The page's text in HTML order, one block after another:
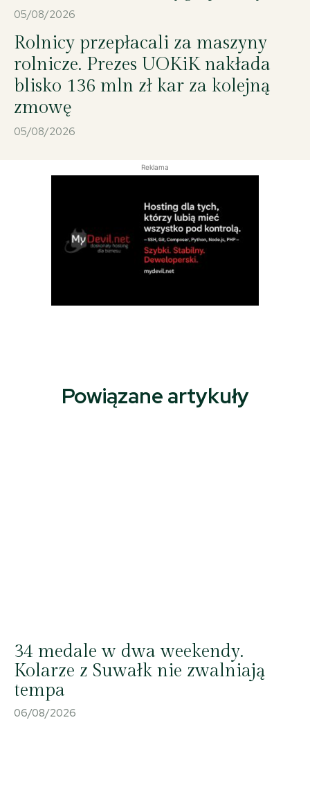
05/08/2026
Rolnicy przepłacali za maszyny
rolnicze. Prezes UOKiK nakłada
blisko 136 mln zł kar za kolejną
zmowę
05/08/2026
Reklama
Powiązane artykuły
34 medale w dwa weekendy.
Kolarze z Suwałk nie zwalniają
tempa
06/08/2026